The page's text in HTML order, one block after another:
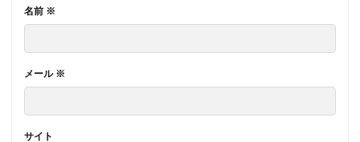
名前 ※
メール ※
サイト